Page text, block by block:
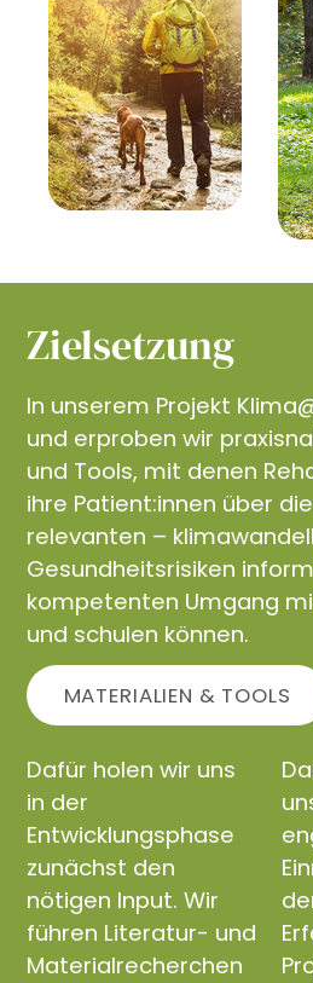
Zielsetzung
In unserem Projekt
und erproben wir
und Tools, mit denen
ihre Patient:innen über
relevanten –
Gesundheitsrisiken
kompetenten Umgang
und schulen können.
MATERIALIEN & TOOLS
Dafür holen wir uns
in der
Entwicklungsphase
zunächst den
nötigen Input. Wir
führen Literatur- und
Materialrecherchen